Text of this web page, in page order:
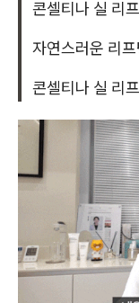
콘셀티나 실 리
자연스러운 리
콘셀티나 실 리